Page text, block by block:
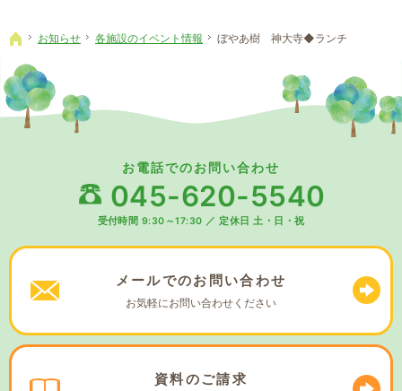
ホーム
お知らせ 各施設のイベント情報 ぼやあ樹 神大寺◆ランチ
お電話でのお問い合わせ
045-620-5540
受付時間 9:30～17:30 ／ 定休日 土・日・祝
メールでのお問い合わせ
お気軽にお問い合わせください
資料のご請求